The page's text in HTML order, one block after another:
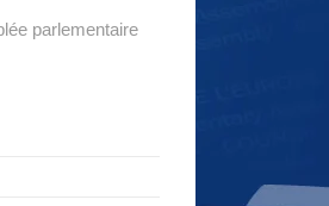
parlementaire